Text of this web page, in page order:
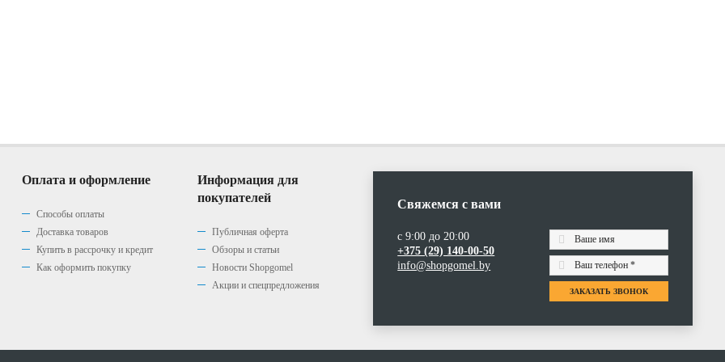
Оплата и оформление
Способы оплаты
Доставка товаров
Купить в рассрочку и кредит
Как оформить покупку
Информация для
покупателей
Публичная оферта
Обзоры и статьи
Новости Shopgomel
Акции и спецпредложения
Свяжемся с вами
с 9:00 до 20:00
+375 (29) 140-00-50
info@shopgomel.by
ЗАКАЗАТЬ ЗВОНОК